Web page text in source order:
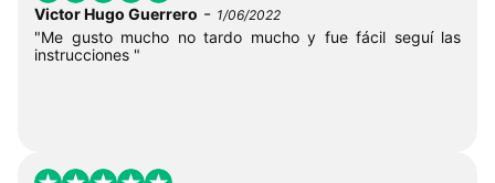
Victor Hugo Guerrero - 1/06/2022
"Me gusto mucho no tardo mucho y fue fácil seguí las
instrucciones "